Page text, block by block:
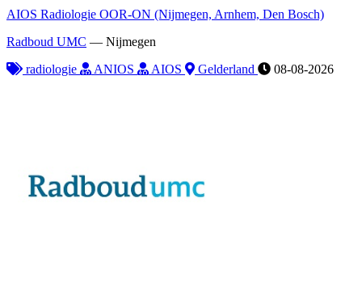
AIOS Radiologie OOR-ON (Nijmegen, Arnhem, Den Bosch)
Radboud UMC — Nijmegen
radiologie
ANIOS AIOS Gelderland 08-08-2026